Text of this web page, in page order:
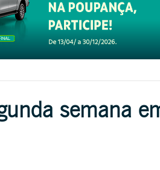
semana